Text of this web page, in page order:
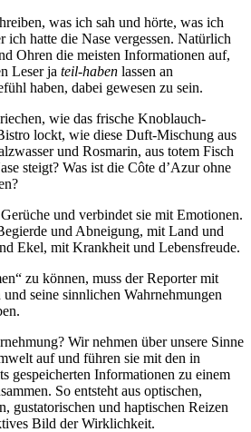
was ich sah und hörte, was ich
ich hatte die Nase vergessen. Natürlich
Ohren die meisten Informationen auf,
Leser ja teil-haben lassen an
haben, dabei gewesen zu sein.
wie das frische Knoblauch-
lockt, wie diese Duft-Mischung aus
und Rosmarin, aus totem Fisch
steigt? Was ist die Côte d’Azur ohne
und verbindet sie mit Emotionen.
und Abneigung, mit Land und
Ekel, mit Krankheit und Lebensfreude.
zu können, muss der Reporter mit
seine sinnlichen Wahrnehmungen
Wir nehmen über unsere Sinne
auf und führen sie mit den in
gespeicherten Informationen zu einem
So entsteht aus optischen,
gustatorischen und haptischen Reizen
Bild der Wirklichkeit.